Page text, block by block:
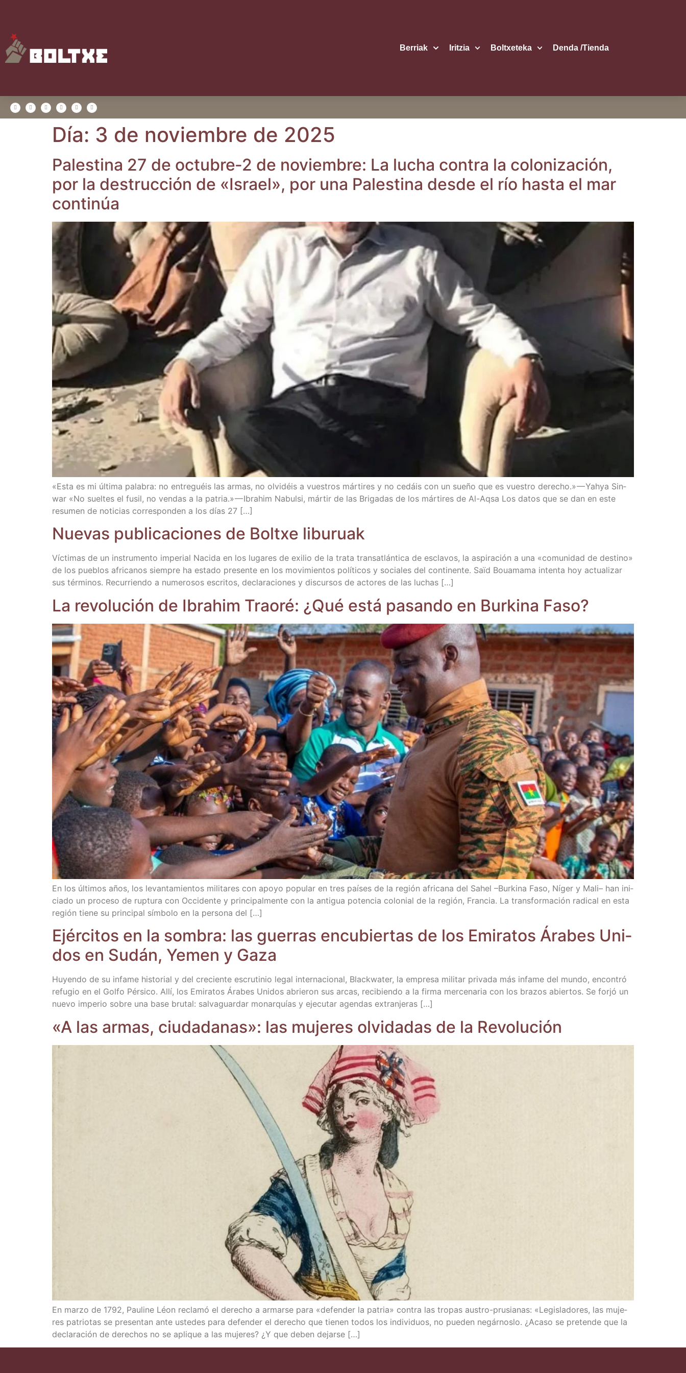
Berriak Iritzia Boltxe­te­ka Den­da /​Tien­da
Día: 3 de noviembre de 2025
Pales­ti­na 27 de octubre‑2 de noviem­bre: La lucha con­tra la colo­ni­za­ción,
por la des­truc­ción de «Israel», por una Pales­ti­na des­de el río has­ta el mar
continúa
«Esta es mi últi­ma pala­bra: no entre­guéis las armas, no olvi­déis a vues­tros már­ti­res y no cedáis con un sue­ño que es vues­tro dere­cho.» — Yah­ya Sin­
war «No suel­tes el fusil, no ven­das a la patria.» — Ibrahim Nabul­si, már­tir de las Bri­ga­das de los már­ti­res de Al-Aqsa Los datos que se dan en este
resu­men de noti­cias corres­pon­den a los días 27 […]
Nue­vas publi­ca­cio­nes de Boltxe liburuak
Víc­ti­mas de un ins­tru­men­to impe­rial Naci­da en los luga­res de exi­lio de la tra­ta trans­atlán­ti­ca de escla­vos, la aspi­ra­ción a una «comu­ni­dad de des­tino»
de los pue­blos afri­ca­nos siem­pre ha esta­do pre­sen­te en los movi­mien­tos polí­ti­cos y socia­les del con­ti­nen­te. Saïd Boua­ma­ma inten­ta hoy actua­li­zar
sus tér­mi­nos. Recu­rrien­do a nume­ro­sos escri­tos, decla­ra­cio­nes y dis­cur­sos de acto­res de las luchas […]
La revo­lu­ción de Ibrahim Trao­ré: ¿Qué está pasan­do en Bur­ki­na Faso?
En los últi­mos años, los levan­ta­mien­tos mili­ta­res con apo­yo popu­lar en tres paí­ses de la región afri­ca­na del Sahel –Bur­ki­na Faso, Níger y Mali– han ini­
cia­do un pro­ce­so de rup­tu­ra con Occi­den­te y prin­ci­pal­men­te con la anti­gua poten­cia colo­nial de la región, Fran­cia. La trans­for­ma­ción radi­cal en esta
región tie­ne su prin­ci­pal sím­bo­lo en la per­so­na del […]
Ejér­ci­tos en la som­bra: las gue­rras encu­bier­tas de los Emi­ra­tos Ára­bes Uni­
dos en Sudán, Yemen y Gaza
Huyen­do de su infa­me his­to­rial y del cre­cien­te escru­ti­nio legal inter­na­cio­nal, Black­wa­ter, la empre­sa mili­tar pri­va­da más infa­me del mun­do, encon­tró
refu­gio en el Gol­fo Pér­si­co. Allí, los Emi­ra­tos Ára­bes Uni­dos abrie­ron sus arcas, reci­bien­do a la fir­ma mer­ce­na­ria con los bra­zos abier­tos. Se for­jó un
nue­vo impe­rio sobre una base bru­tal: sal­va­guar­dar monar­quías y eje­cu­tar agen­das extranjeras […]
«A las armas, ciu­da­da­nas»: las muje­res olvi­da­das de la Revolución
En mar­zo de 1792, Pau­li­ne Léon recla­mó el dere­cho a armar­se para «defen­der la patria» con­tra las tro­pas aus­­tro-pru­­sia­­nas: «Legis­la­do­res, las muje­
res patrio­tas se pre­sen­tan ante uste­des para defen­der el dere­cho que tie­nen todos los indi­vi­duos, no pue­den negár­nos­lo. ¿Aca­so se pre­ten­de que la
decla­ra­ción de dere­chos no se apli­que a las muje­res? ¿Y que deben dejarse […]